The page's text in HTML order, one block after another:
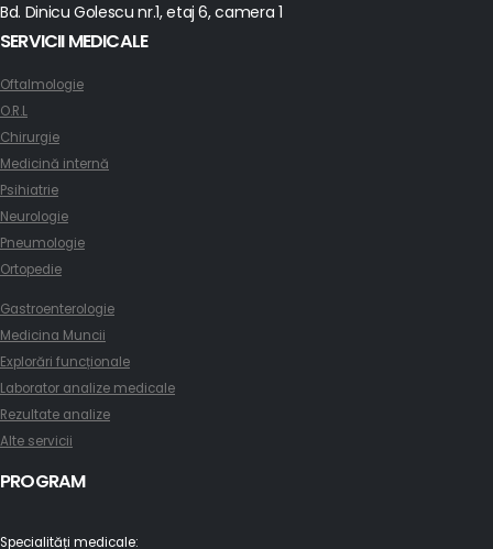
Bd. Dinicu Golescu nr.1, etaj 6, camera 1
SERVICII MEDICALE
Oftalmologie
O.R.L
Chirurgie
Medicină internă
Psihiatrie
Neurologie
Pneumologie
Ortopedie
Gastroenterologie
Medicina Muncii
Explorări funcționale
Laborator analize medicale
Rezultate analize
Alte servicii
PROGRAM
Specialități medicale: